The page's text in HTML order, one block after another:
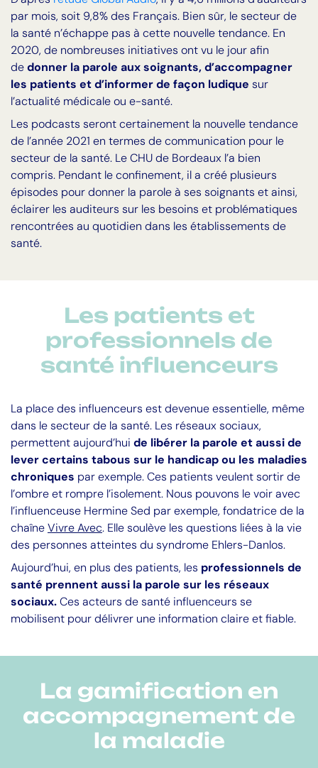
par mois, soit 9,8% des Français. Bien sûr, le secteur de
la santé n’échappe pas à cette nouvelle tendance. En
2020, de nombreuses initiatives ont vu le jour afin
dedonner la parole aux soignants, d’accompagner
les patients et d’informer de façon ludique sur
l’actualité médicale ou e-santé.
Les podcasts seront certainement la nouvelle tendance
de l’année 2021 en termes de communication pour le
secteur de la santé. Le CHU de Bordeaux l’a bien
compris. Pendant le confinement, il a créé plusieurs
épisodes pour donner la parole à ses soignants et ainsi,
éclairer les auditeurs sur les besoins et problématiques
rencontrées au quotidien dans les établissements de
santé.
Les patients et
professionnels de
santé influenceurs
La place des influenceurs est devenue essentielle, même
dans le secteur de la santé. Les réseaux sociaux,
permettent aujourd’hui de libérer la parole et aussi de
lever certains tabous sur le handicap ou les maladies
chroniques par exemple. Ces patients veulent sortir de
l’ombre et rompre l’isolement. Nous pouvons le voir avec
l’influenceuse Hermine Sed par exemple, fondatrice de la
chaîneVivre Avec. Elle soulève les questions liées à la vie
des personnes atteintes du syndrome Ehlers-Danlos.
Aujourd’hui, en plus des patients, les professionnels de
santé prennent aussi la parole sur les réseaux
sociaux.Ces acteurs de santé influenceurs se
mobilisent pour délivrer une information claire et fiable.
La gamification en
accompagnement de
la maladie